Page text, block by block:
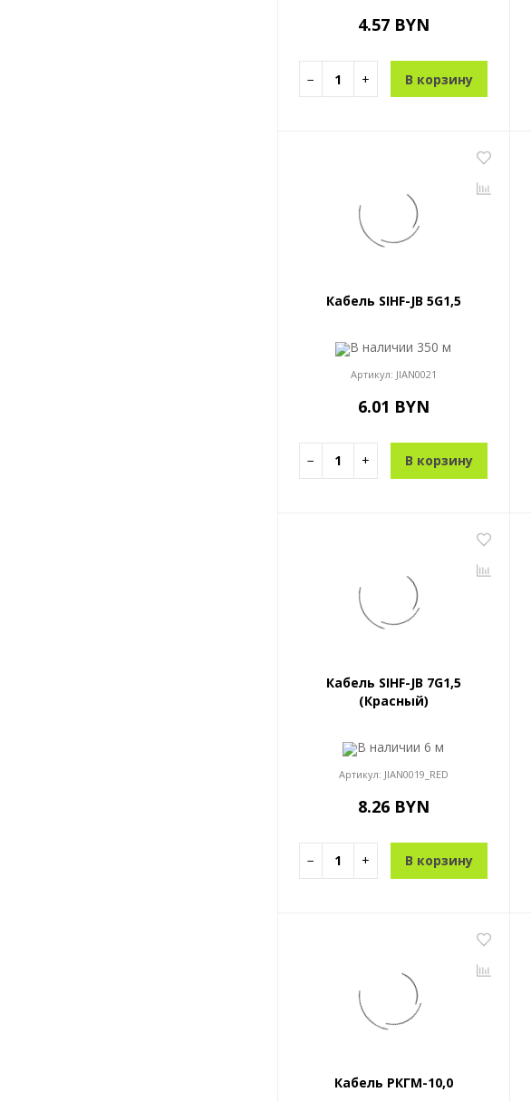
4.57 BYN
− + В корзину
Кабель SIHF-JB 5G1,5
В наличии 350 м
Артикул: JIAN0021
6.01 BYN
− + В корзину
Кабель SIHF-JB 7G1,5
(Красный)
В наличии6 м
Артикул: JIAN0019_RED
8.26 BYN
− + В корзину
Кабель РКГМ-10,0